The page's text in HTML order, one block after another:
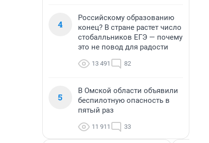
4
Российскому образованию
конец? В стране растет число
стобалльников ЕГЭ — почему
это не повод для радости
13 491 82
5
В Омской области объявили
беспилотную опасность в
пятый раз
11 911 33